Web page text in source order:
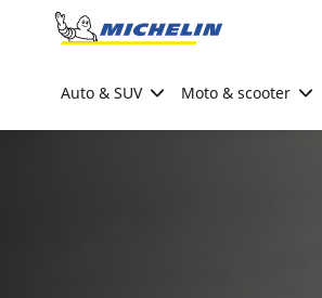
Go to page content
Auto & SUV Moto & scooter